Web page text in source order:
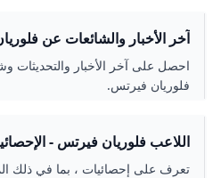
complète.
آخر الأخبار والشائعات عن فلوريان
احصل على آخر الأخبار والتحديثات
فلوريان فيرتس.
اللاعب فلوريان
كووورة
تعرف على إحصائيات ، بما في